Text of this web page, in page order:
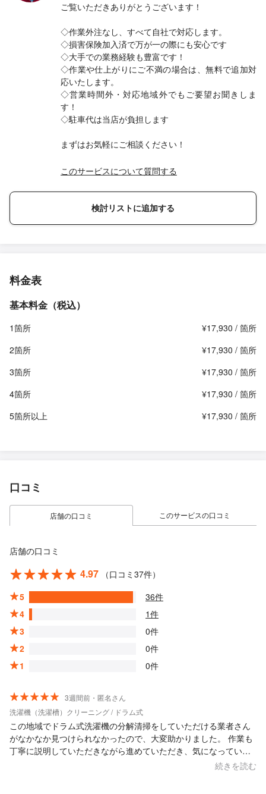
ご覧いただきありがとうございます！
◇作業外注なし、すべて自社で対応します。
◇損害保険加入済で万が一の際にも安心です
◇大手での業務経験も豊富です！
◇作業や仕上がりにご不満の場合は、無料で追加対
応いたします。
◇営業時間外・対応地域外でもご要望お聞きしま
す！
◇駐車代は当店が負担します
まずはお気軽にご相談ください！
このサービスについて質問する
検討リストに追加する
料金表
基本料金（税込）
1箇所
¥17,930 / 箇所
2箇所
¥17,930 / 箇所
3箇所
¥17,930 / 箇所
4箇所
¥17,930 / 箇所
5箇所以上
¥17,930 / 箇所
口コミ
店舗の口コミ このサービスの口コミ
店舗の口コミ
4.97
（口コミ37件）
5
36件
4
1件
3
0件
2
0件
1
0件
3週間前・匿名さん
洗濯機（洗濯槽）クリーニング / ドラム式
この地域でドラム式洗濯機の分解清掃をしていただける業者さん
がなかなか見つけられなかったので、大変助かりました。 作業も
丁寧に説明していただきながら進めていただき、気になっていた
部分がスッキリとキレイになって、大満足です。 ドラム式の構造
続きを読む